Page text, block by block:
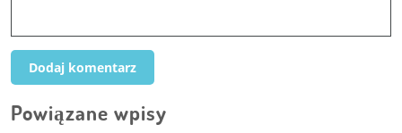
Powiązane wpisy